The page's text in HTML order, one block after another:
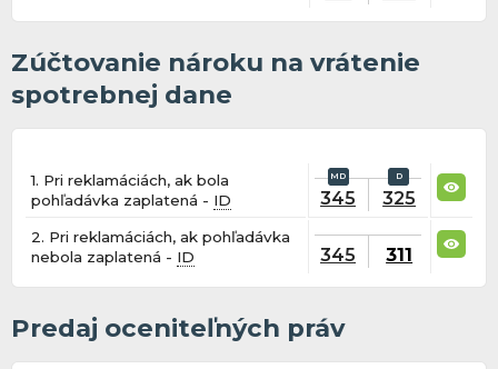
Zúčtovanie nároku na vrátenie
spotrebnej dane
1. Pri reklamáciách, ak bola
pohľadávka zaplatená - ID 345 325
2. Pri reklamáciách, ak pohľadávka
nebola zaplatená - ID 345 311
Predaj oceniteľných práv